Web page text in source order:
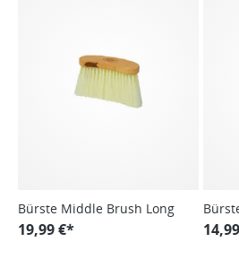
Bürste Middle Brush Long
19,99 €*